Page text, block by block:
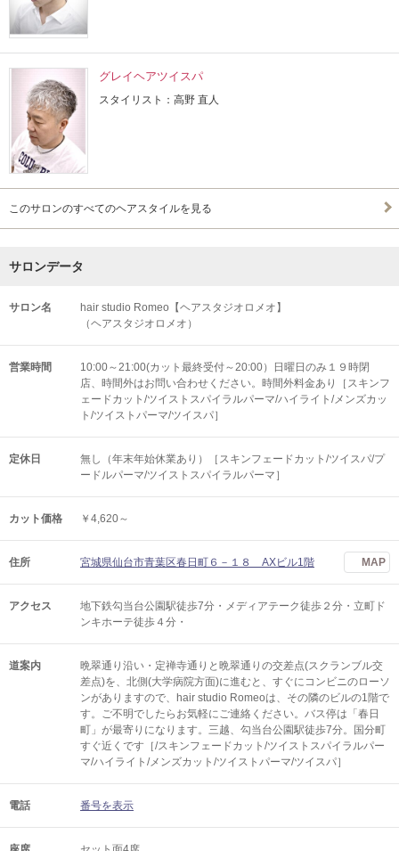
グレイヘアツイスパ
スタイリスト：高野 直人
このサロンのすべてのヘアスタイルを見る
サロンデータ
サロン名
hair studio Romeo【ヘアスタジオロメオ】
（ヘアスタジオロメオ）
営業時間
10:00～21:00(カット最終受付～20:00）日曜日のみ１９時閉
店、時間外はお問い合わせください。時間外料金あり［スキンフ
ェードカット/ツイストスパイラルパーマ/ハイライト/メンズカッ
ト/ツイストパーマ/ツイスパ］
定休日
無し（年末年始休業あり）［スキンフェードカット/ツイスパ/プ
ードルパーマ/ツイストスパイラルパーマ］
カット価格 ￥4,620～
住所 宮城県仙台市青葉区春日町６－１８ AXビル1階 MAP
アクセス
地下鉄勾当台公園駅徒歩7分・メディアテーク徒歩２分・立町ド
ンキホーテ徒歩４分・
道案内
晩翠通り沿い・定禅寺通りと晩翠通りの交差点(スクランブル交
差点)を、北側(大学病院方面)に進むと、すぐにコンビニのローソ
ンがありますので、hair studio Romeoは、その隣のビルの1階で
す。ご不明でしたらお気軽にご連絡ください。バス停は「春日
町」が最寄りになります。三越、勾当台公園駅徒歩7分。国分町
すぐ近くです［/スキンフェードカット/ツイストスパイラルパー
マ/ハイライト/メンズカット/ツイストパーマ/ツイスパ］
電話 番号を表示